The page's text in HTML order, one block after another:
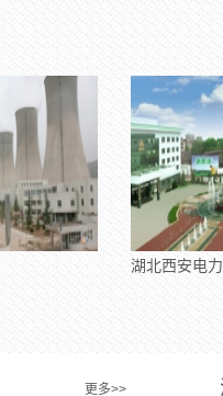
湖北西安电力机械厂
更多>>